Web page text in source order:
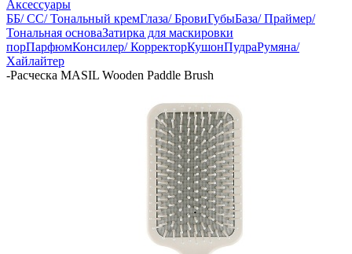
Аксессуары
ББ/ СС/ Тональный кремГлаза/ БровиГубыБаза/ Праймер/
Тональная основаЗатирка для маскировки
порПарфюмКонсилер/ КорректорКушонПудраРумяна/
Хайлайтер
-Расческа MASIL Wooden Paddle Brush